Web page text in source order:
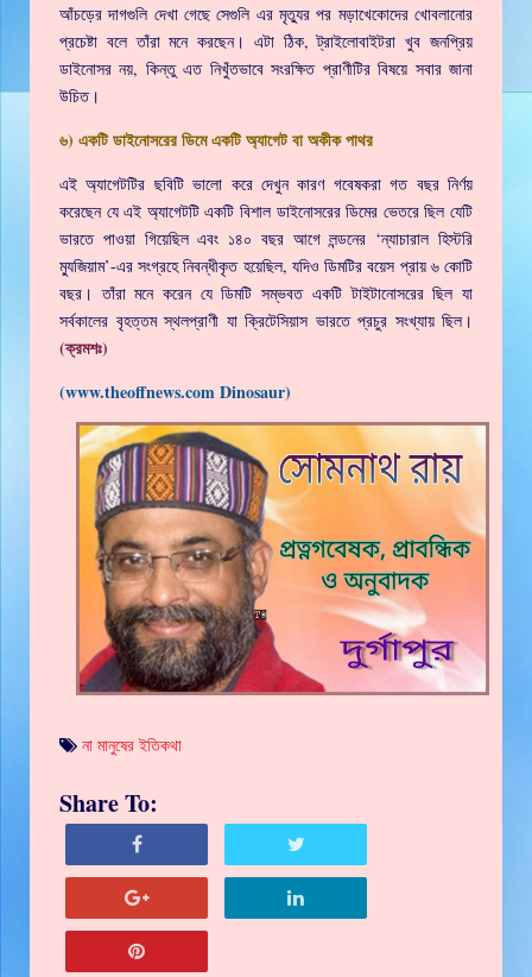
আঁচড়ের দাগগুলি দেখা গেছে সেগুলি এর মৃত্যুর পর মড়াখেকোদের খোবলানোর
প্রচেষ্টা বলে তাঁরা মনে করছেন। এটা ঠিক, ট্রাইলোবাইটরা খুব জনপ্রিয়
ডাইনোসর নয়, কিন্তু এত নিখুঁতভাবে সংরক্ষিত প্রাণীটির বিষয়ে সবার জানা
উচিত।
৬) একটি ডাইনোসরের ডিমে একটি অ্যাগেট বা অকীক পাথর
এই অ্যাগেটটির ছবিটি ভালো করে দেখুন কারণ গবেষকরা গত বছর নির্ণয়
করেছেন যে এই অ্যাগেটটি একটি বিশাল ডাইনোসরের ডিমের ভেতরে ছিল যেটি
ভারতে পাওয়া গিয়েছিল এবং ১৪০ বছর আগে লন্ডনের ‘ন্যাচারাল হিস্টরি
ম্যুজিয়াম’-এর সংগ্রহে নিবন্ধীকৃত হয়েছিল, যদিও ডিমটির বয়েস প্রায় ৬ কোটি
বছর। তাঁরা মনে করেন যে ডিমটি সম্ভবত একটি টাইটানোসরের ছিল যা
সর্বকালের বৃহত্তম স্থলপ্রাণী যা ক্রিটেসিয়াস ভারতে প্রচুর সংখ্যায় ছিল।
(ক্রমশঃ)
(www.theoffnews.com Dinosaur)
না মানুষের ইতিকথা
Share To: